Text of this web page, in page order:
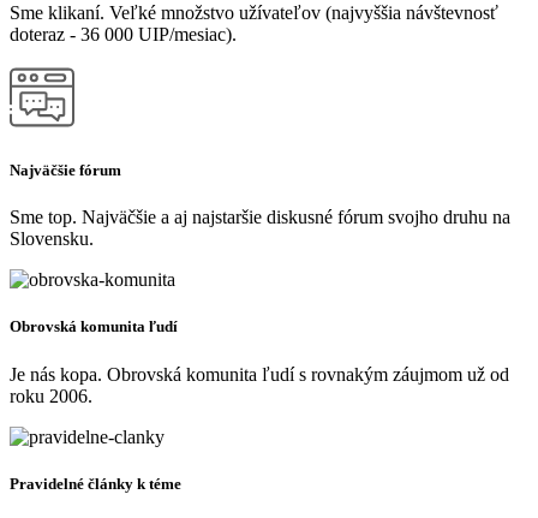
Sme klikaní. Veľké množstvo užívateľov (najvyššia návštevnosť
doteraz - 36 000 UIP/mesiac).
Najväčšie fórum
Sme top. Najväčšie a aj najstaršie diskusné fórum svojho druhu na
Slovensku.
Obrovská komunita ľudí
Je nás kopa. Obrovská komunita ľudí s rovnakým záujmom už od
roku 2006.
Pravidelné články k téme